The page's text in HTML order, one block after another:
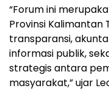
“Forum ini
Provinsi Kalimantan
transparansi,
informasi publik,
strategis antara
masyarakat,” ujar